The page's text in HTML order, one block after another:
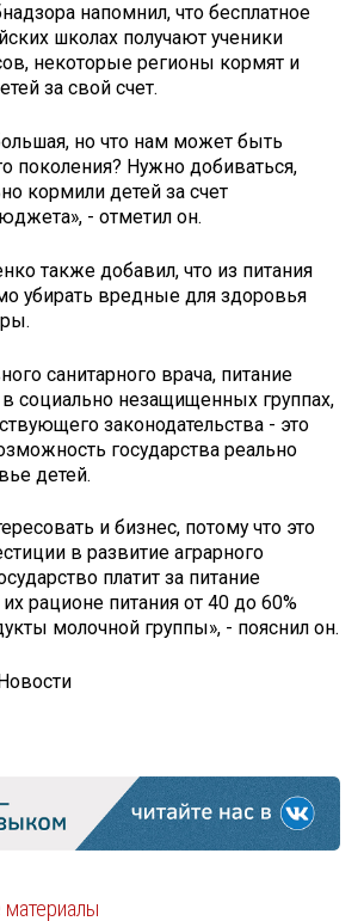
напомнил, что бесплатное
школах получают ученики
некоторые регионы кормят и
за свой счет.
но что нам может быть
поколения? Нужно добиваться,
кормили детей за счет
- отметил он.
также добавил, что из питания
убирать вредные для здоровья
санитарного врача, питание
в социально незащищенных группах,
законодательства - это
государства реально
детей.
и бизнес, потому что это
в развитие аграрного
платит за питание
рационе питания от 40 до 60%
молочной группы», - пояснил он.